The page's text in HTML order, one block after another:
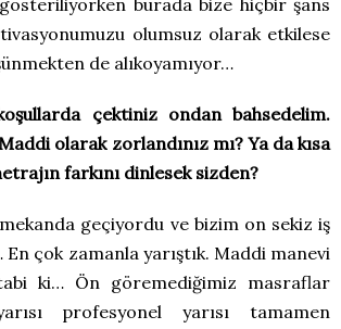
burada bize hiçbir şans
olumsuz olarak etkilese
de alıkoyamıyor…
çektiniz ondan bahsedelim.
olarak zorlandınız mı? Ya da kısa
farkını dinlesek sizden?
geçiyordu ve bizim on sekiz iş
çok zamanla yarıştık. Maddi manevi
ki… Ön göremediğimiz masraflar
profesyonel yarısı tamamen